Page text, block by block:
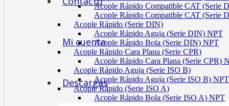
Mi cuenta
Descargas
Acople Rápido Compatible CAT (Serie
Acople Rápido Compatible CAT (Serie
Acople Rápido (Serie DIN)
Acople Rápido Aguja (Serie DIN) NPT
Acople Rápido Bola (Serie DIN) NPT
Acople Rápido Cara Plana (Serie CPR)
Acople Rápido Cara Plana (Serie CPR)
Acople Rápido Aguja (Serie ISO B)
Acople Rápido Aguja (Serie ISO B) NPT
Acople Rápido (Serie ISO A)
Acople Rápido Bola (Serie ISO A) NPT